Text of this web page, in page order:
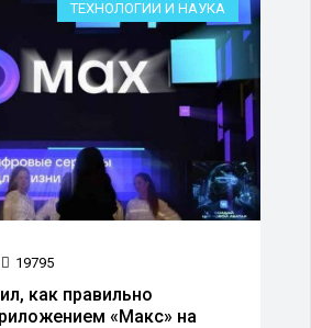
ТЕХНОЛОГИИ И НАУКА
19795
как правильно
«Макс» на